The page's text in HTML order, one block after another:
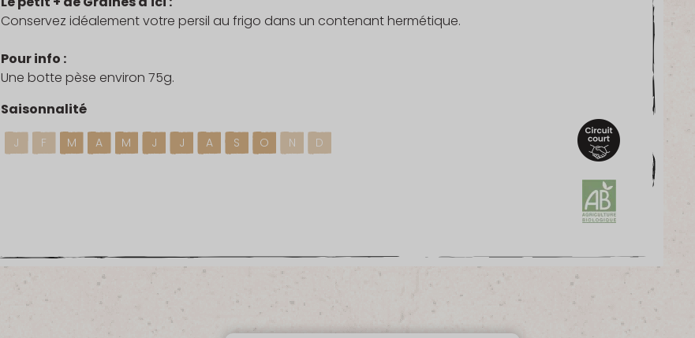
Conservez idéalement votre persil au frigo dans un contenant hermétique.
Pour info :
Une botte pèse environ 75g.
Saisonnalité
J F M A M J J A S O N D